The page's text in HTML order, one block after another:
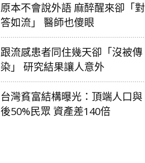
原本不會說外語 麻醉醒來卻「對
答如流」 醫師也傻眼
跟流感患者同住幾天卻「沒被傳
染」 研究結果讓人意外
台灣貧富結構曝光：頂端人口與
後50%民眾 資產差140倍